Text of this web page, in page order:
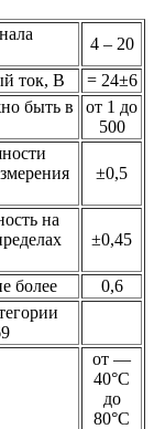
4 – 20
ток, В
= 24±6
быть в
от 1 до
500
±0,5
на
±0,45
более
0,6
от —
40°С
до
80°С